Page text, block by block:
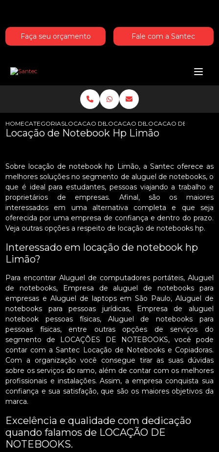
Faça seu orçamento Fale com a Santec
HOMECATEGORIASLOCACAO DE NOTEBOOKS HP
LOCACAO DE NOTEBOOK HP PARA
LOCACAO DE
Locação de Notebook Hp Limão
Sobre locação de notebook hp Limão, a Santec oferece as
melhores soluções no segmento de aluguel de notebooks, o
que é ideal para estudantes, pessoas viajando a trabalho e
proprietários de empresas. Afinal, são os maiores
interessados em uma alternativa completa e que seja
oferecida por uma empresa de confiança e dentro do prazo.
Veja outras opções a respeito de locação de notebooks hp.
Interessado em locação de notebook hp
Limão?
Para encontrar Aluguel de computadores portáteis, Aluguel
de notebooks, Empresa de aluguel de notebooks para
empresas e Aluguel de laptops em São Paulo, Aluguel de
notebooks para pessoas jurídicas, Empresa de aluguel
notebook pessoas físicas, Aluguel de notebooks para
pessoas físicas, entre outras opções de serviços do
segmento de LOCAÇÕES DE NOTEBOOKS, você pode
contar com a Santec Locação de Notebooks e Copiadoras.
Com a organização você consegue tirar as suas dúvidas
sobre os serviços do ramo, além de contar com os melhores
profissionais e instalações. Assim, a empresa conquista sua
confiança e sua satisfação, que são os maiores objetivos da
marca.
Excelência e qualidade com dedicação
quando falamos de LOCAÇÃO DE
NOTEBOOKS.